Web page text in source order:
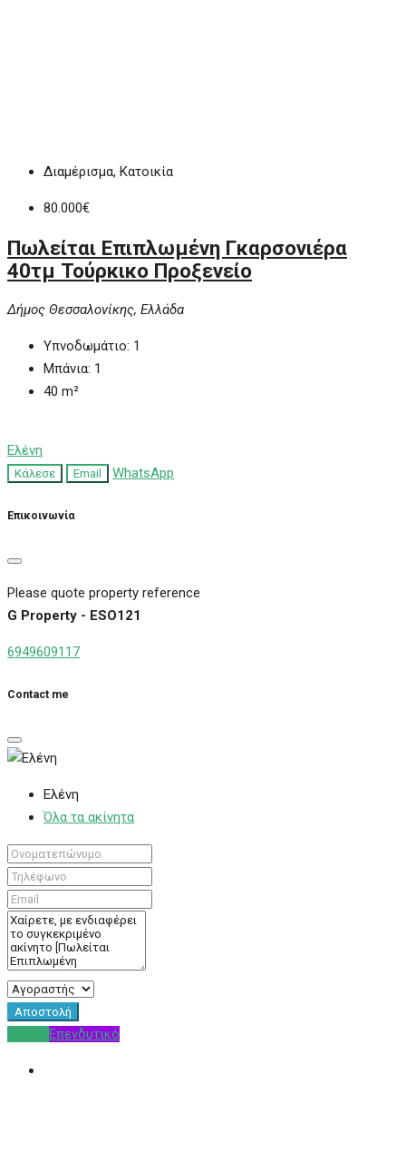
Διαμέρισμα, Κατοικία
80.000€
Πωλείται Eπιπλωμένη Γκαρσονιέρα
40τμ Τούρκικο Προξενείο
Δήμος Θεσσαλονίκης, Ελλάδα
Υπνοδωμάτιο: 1
Μπάνια: 1
40 m²
Ελένη
Κάλεσε Email WhatsApp
Επικοινωνία
Please quote property reference
G Property - ESO121
6949609117
Contact me
Ελένη
Όλα τα ακίνητα
Αποστολή
Επενδυτικό